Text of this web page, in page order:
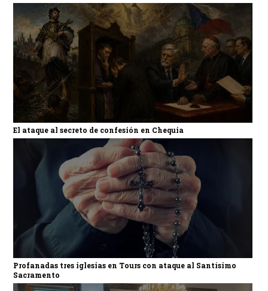
El ataque al secreto de confesión en Chequia
Profanadas tres iglesias en Tours con ataque al Santísimo
Sacramento